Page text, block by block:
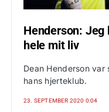
Henderson:
hele mit liv
Dean Henderson
hans hjerteklub.
23. SEPTEMBER 2020 0:04